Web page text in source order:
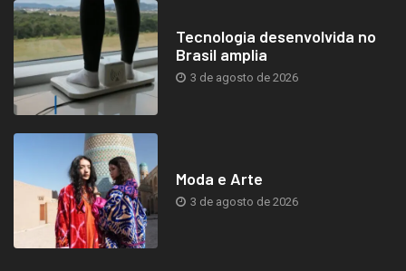
Tecnologia desenvolvida no
Brasil amplia
3 de agosto de 2026
Moda e Arte
3 de agosto de 2026